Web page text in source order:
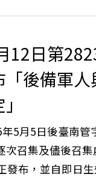
12日第
後備軍
5月5日後臺南
召集及儘後召
發布，並自即日生